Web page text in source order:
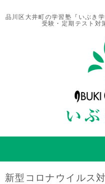
品川区大井町の学習塾『いぶき
受験・定期テスト対
新型コロナウイルス